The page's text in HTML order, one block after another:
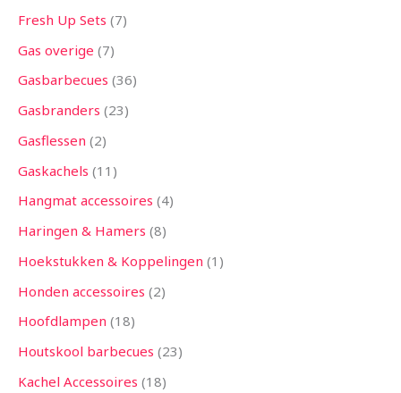
Fresh Up Sets 7
Gas overige 7
Gasbarbecues 36
Gasbranders 23
Gasflessen 2
Gaskachels 11
Hangmat accessoires 4
Haringen & Hamers 8
Hoekstukken & Koppelingen 1
Honden accessoires 2
Hoofdlampen 18
Houtskool barbecues 23
Kachel Accessoires 18